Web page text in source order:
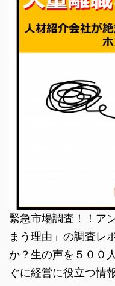
緊急市場調査！！ア
まう理由」の調査レ
か？生の声を５００
ぐに経営に役立つ情